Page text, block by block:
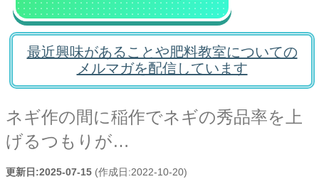
最近興味があることや肥料教室についての
メルマガを配信しています
ネギ作の間に稲作でネギの秀品率を上
げるつもりが…
更新日:2025-07-15 (作成日:2022-10-20)